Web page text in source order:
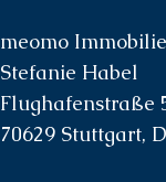
meomo
Stefanie Habel
Flughafenstraße
70629 Stuttgart,